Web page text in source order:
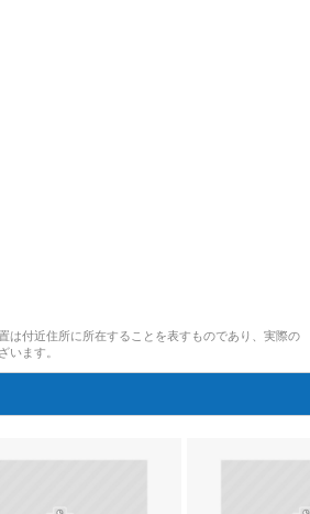
は付近住所に所在することを表すものであり、実際の
います。